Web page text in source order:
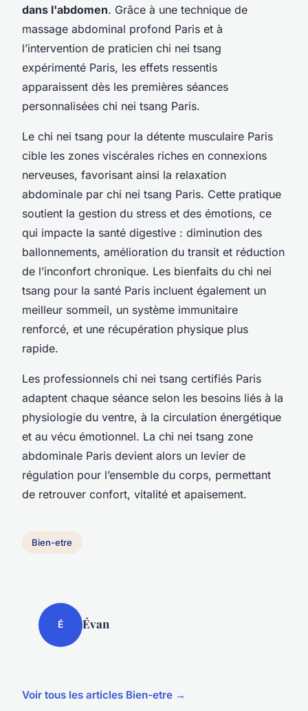
dans l'abdomen. Grâce à une technique de
massage abdominal profond Paris et à
l’intervention de praticien chi nei tsang
expérimenté Paris, les effets ressentis
apparaissent dès les premières séances
personnalisées chi nei tsang Paris.
Le chi nei tsang pour la détente musculaire Paris
cible les zones viscérales riches en connexions
nerveuses, favorisant ainsi la relaxation
abdominale par chi nei tsang Paris. Cette pratique
soutient la gestion du stress et des émotions, ce
qui impacte la santé digestive : diminution des
ballonnements, amélioration du transit et réduction
de l’inconfort chronique. Les bienfaits du chi nei
tsang pour la santé Paris incluent également un
meilleur sommeil, un système immunitaire
renforcé, et une récupération physique plus
rapide.
Les professionnels chi nei tsang certifiés Paris
adaptent chaque séance selon les besoins liés à la
physiologie du ventre, à la circulation énergétique
et au vécu émotionnel. La chi nei tsang zone
abdominale Paris devient alors un levier de
régulation pour l’ensemble du corps, permettant
de retrouver confort, vitalité et apaisement.
Bien-etre
É Évan
Voir tous les articles Bien-etre →